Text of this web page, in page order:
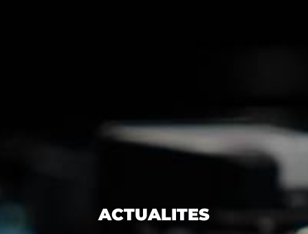
ACTUALITES